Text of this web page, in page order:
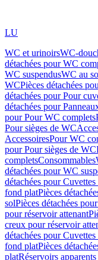
LU
WC et urinoirsWC-
détachées pour WC
WC suspendusWC au
WCPièces détachées
détachées pour Pour
détachées pour
pour Pour WC complets
Pour sièges de WC
AccessoiresPour WC
pour Pour sièges de WC
completsConsommables
détachées pour WC
détachées pour
fond platPièces
solPièces détachées
pour réservoir attenant
creux pour réservoir
détachées pour
fond platPièces
platRéservoirs